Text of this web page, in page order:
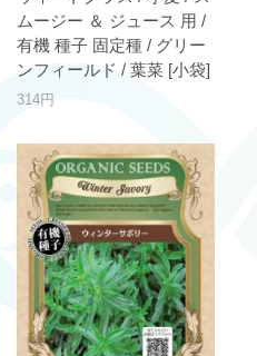
ムージー ＆ ジュース 用 /
有機 種子 固定種 / グリー
ンフィールド / 葉菜 [小袋]
314円